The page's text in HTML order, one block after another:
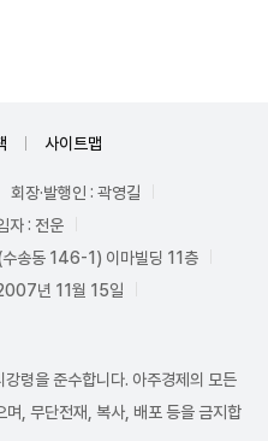
사이트맵
회장·발행인 : 곽영길
자 : 전운
송동 146-1) 이마빌딩 11층
년 11월 15일
령을 준수합니다. 아주경제의 모든
, 무단전재, 복사, 배포 등을 금지합